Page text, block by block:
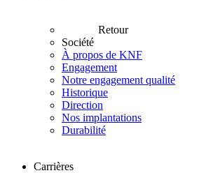
Retour
Société
À propos de KNF
Engagement
Notre engagement qualité
Historique
Direction
Nos implantations
Durabilité
Carrières